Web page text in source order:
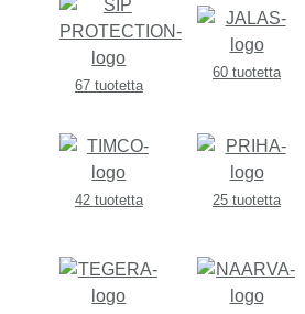
67 tuotetta
60 tuotetta
42 tuotetta 25 tuotetta